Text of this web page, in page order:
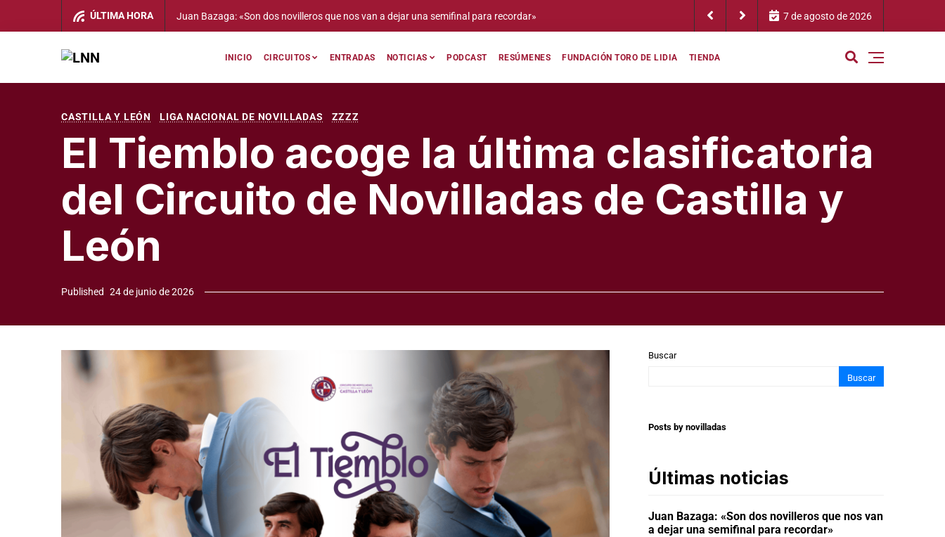
ÚLTIMA HORA
Alberto Manuel Hornos: «Repetir un año más en el Circuito de Novilladas de Extremadura significa que se confía en el
trabajo que venimos realizando»
7 de agosto de 2026
INICIO CIRCUITOS ENTRADAS NOTICIAS PODCAST RESÚMENES FUNDACIÓN TORO DE LIDIA TIENDA
CASTILLA Y LEÓN LIGA NACIONAL DE NOVILLADAS ZZZZ
El Tiemblo acoge la última clasificatoria
del Circuito de Novilladas de Castilla y
León
Published 24 de junio de 2026
Buscar
Buscar
Posts by novilladas
Últimas noticias
Juan Bazaga: «Son dos novilleros que nos van
a dejar una semifinal para recordar»